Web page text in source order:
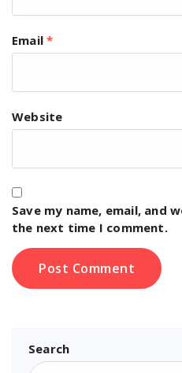
Email*
Website
Save my name, email, and
the next time I comment.
Search